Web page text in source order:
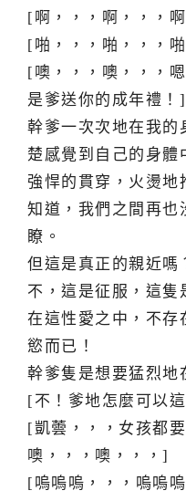
[啊，，，啊，，，
[啪，，，啪，，，
[噢，，，噢，，，
是爹送你的成年禮！]
幹爹一次次地在我的
楚感覺到自己的身體
強悍的貫穿，火燙地
知道，我們之間再也
瞭。
但這是真正的親近嗎
不，這是征服，這隻
在這性愛之中，不存
慾而已！
幹爹隻是想要猛烈地
[不！爹地怎麼可以
[凱蕓，，，女孩都
噢，，，噢，，，]
[嗚嗚嗚，，，嗚嗚